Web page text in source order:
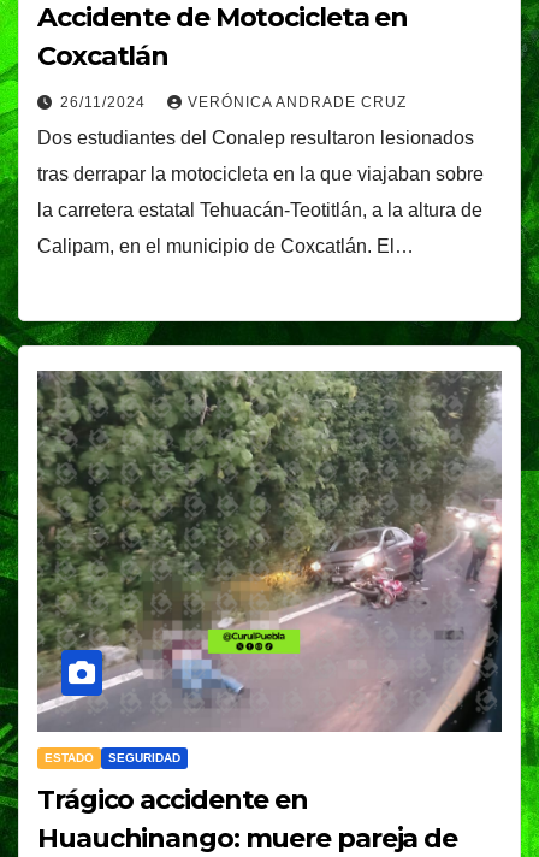
Accidente de Motocicleta en
Coxcatlán
26/11/2024 VERÓNICA ANDRADE CRUZ
Dos estudiantes del Conalep resultaron lesionados
tras derrapar la motocicleta en la que viajaban sobre
la carretera estatal Tehuacán-Teotitlán, a la altura de
Calipam, en el municipio de Coxcatlán. El…
ESTADO SEGURIDAD
Trágico accidente en
Huauchinango: muere pareja de